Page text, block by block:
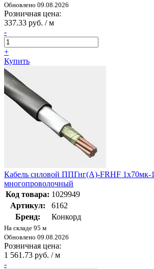
Обновлено 09.08.2026
Розничная цена:
337.33 руб. / м
-
+
Купить
Кабель силовой ППГнг(А)-FRHF 1х70мк-1
многопроволочный
Код товара: 1029949
Артикул:
6162
Бренд:
Конкорд
На складе 95 м
Обновлено 09.08.2026
Розничная цена:
1 561.73 руб. / м
-